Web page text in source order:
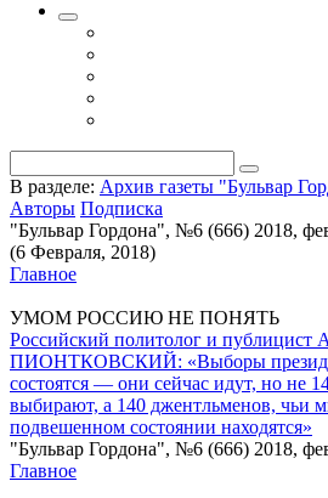
В разделе: Архив газеты "Бульвар
Авторы Подписка
"Бульвар Гордона", №6 (666) 2018,
(6 Февраля, 2018)
Главное
УМОМ РОССИЮ НЕ ПОНЯТЬ
Российский политолог и публицист
ПИОНТКОВСКИЙ: «Выборы
состоятся — они сейчас идут, но не
выбирают, а 140 джентльменов, чьи
подвешенном состоянии находятся»
"Бульвар Гордона", №6 (666) 2018,
Главное